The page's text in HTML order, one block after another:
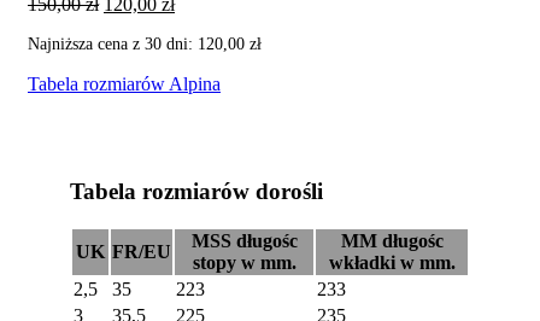
wynosiła:wynosi:
Najniższa cena z 30 dni: 120,00 zł
Tabela rozmiarów Alpina
Tabela rozmiarów dorośli
UK FR/EU
MSS długośc
stopy w mm.
MM długośc
wkładki w mm.
2,5
35 223
233
3
35,5 225
235